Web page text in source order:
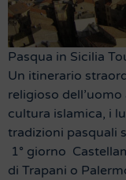
Pasqua in Sicilia
Un itinerario
religioso
cultura islamica, i
tradizioni pasquali
1° giorno
di Trapani o